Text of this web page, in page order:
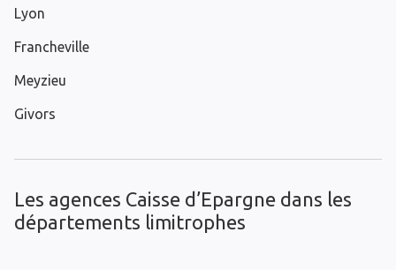
Lyon
Francheville
Meyzieu
Givors
Les agences Caisse d’Epargne dans les
départements limitrophes